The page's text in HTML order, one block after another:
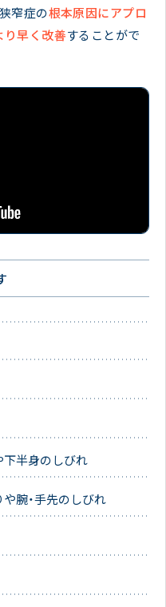
窄症の根本原因にアプロ
り早く改善することがで
下半身のしびれ
腕・手先のしびれ